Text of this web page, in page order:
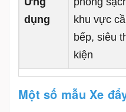
dụng
khu vực
bếp, siêu
kiện
Một số mẫu Xe